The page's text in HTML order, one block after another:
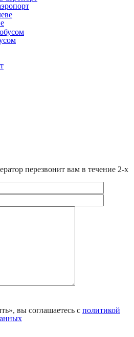
перезвонит вам в течение 2-х
вы соглашаетесь с политикой